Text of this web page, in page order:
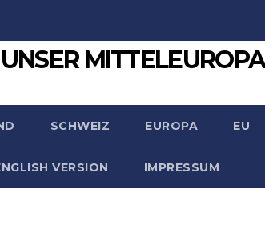
UNSER MITTELEUROPA
SCHWEIZ EUROPA EU
VERSION IMPRESSUM